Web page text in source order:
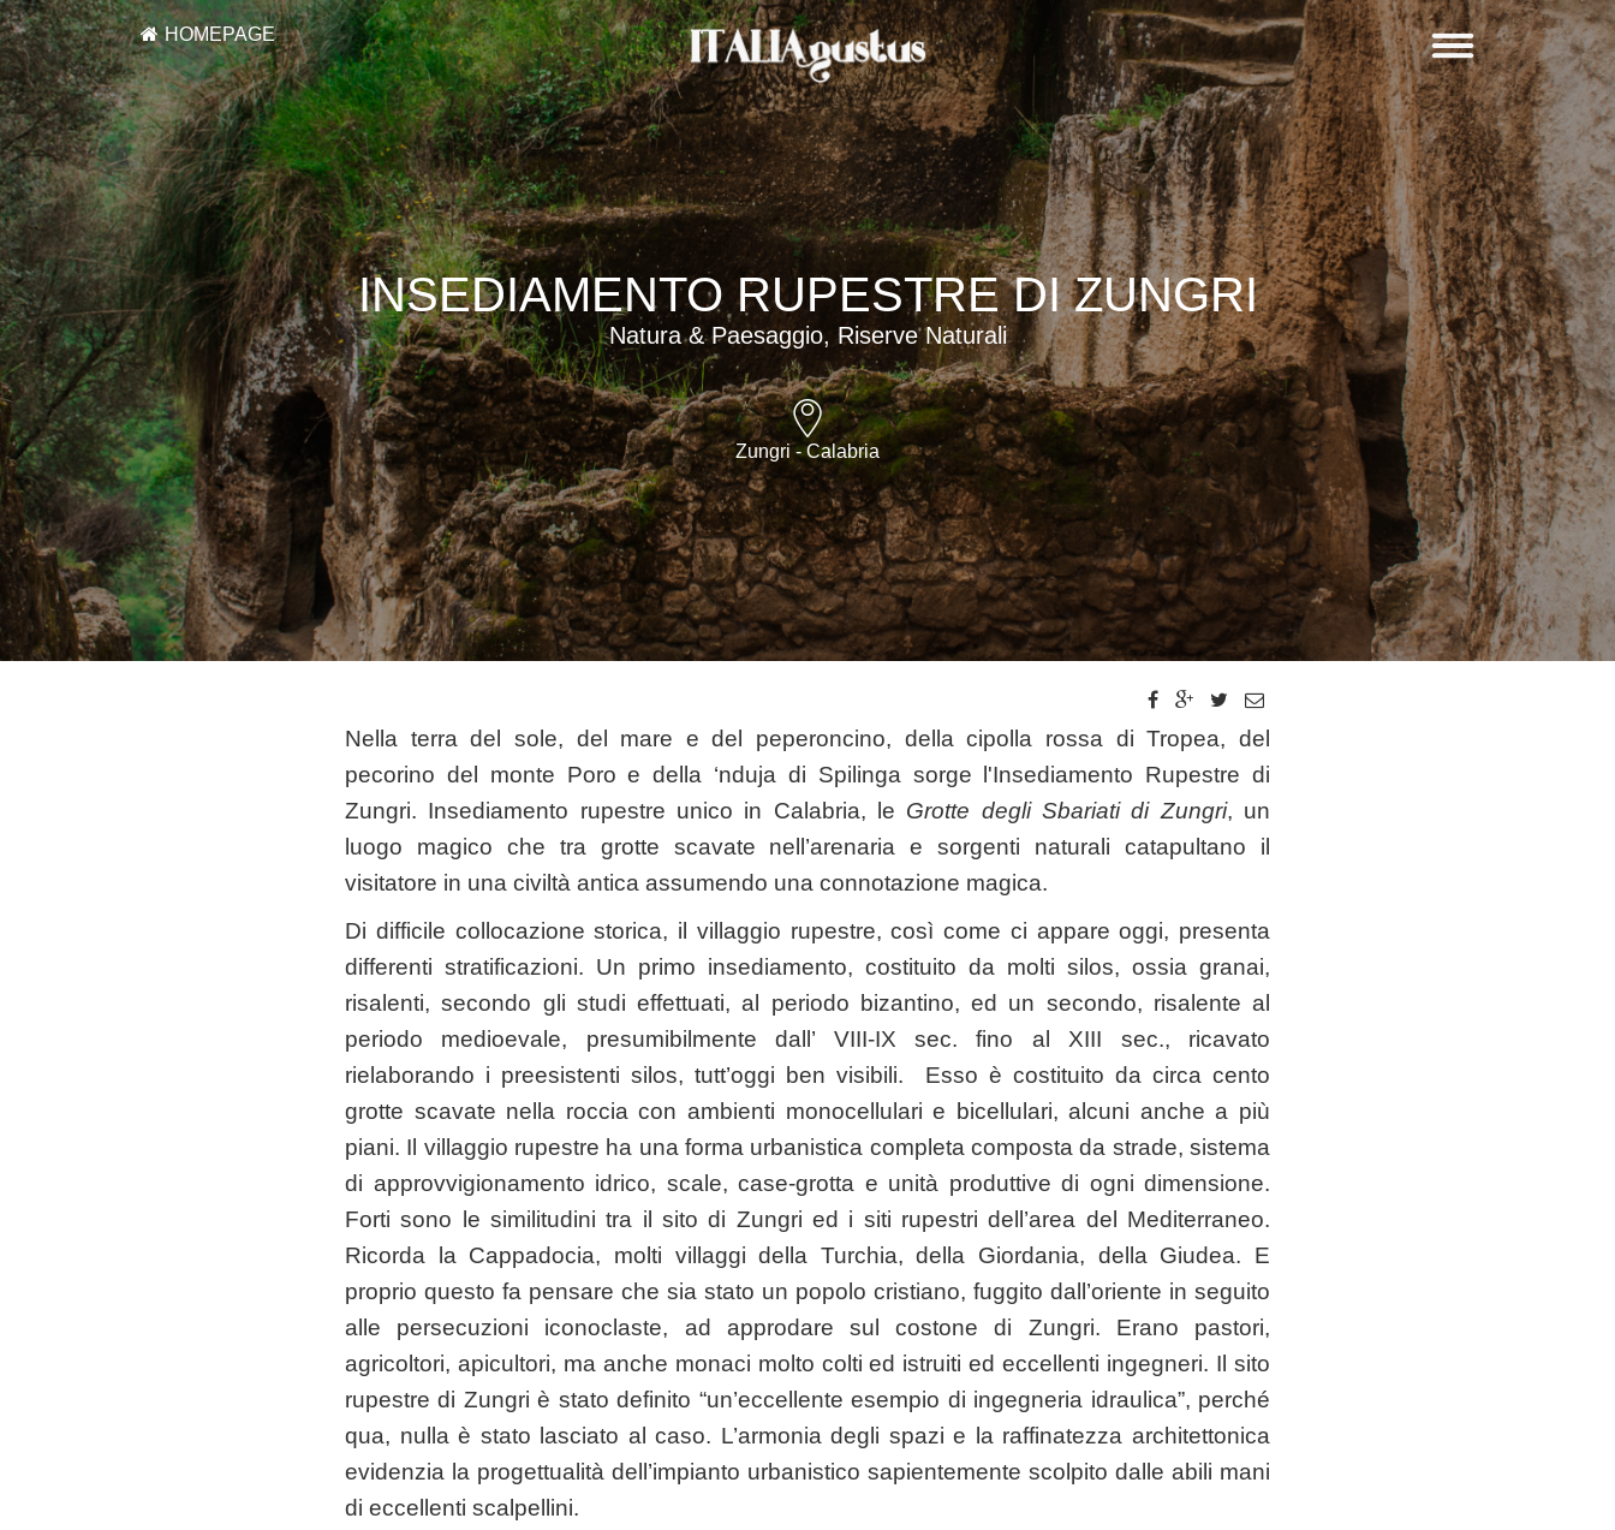
HOMEPAGE
INSEDIAMENTO RUPESTRE DI ZUNGRI
Natura & Paesaggio, Riserve Naturali
Zungri - Calabria
Nella terra del sole, del mare e del peperoncino, della cipolla rossa di Tropea, del
pecorino del monte Poro e della ‘nduja di Spilinga sorge l'Insediamento Rupestre di
Zungri. Insediamento rupestre unico in Calabria, le Grotte degli Sbariati di Zungri, un
luogo magico che tra grotte scavate nell’arenaria e sorgenti naturali catapultano il
visitatore in una civiltà antica assumendo una connotazione magica.
Di difficile collocazione storica, il villaggio rupestre, così come ci appare oggi, presenta
differenti stratificazioni. Un primo insediamento, costituito da molti silos, ossia granai,
risalenti, secondo gli studi effettuati, al periodo bizantino, ed un secondo, risalente al
periodo medioevale, presumibilmente dall’ VIII-IX sec. fino al XIII sec., ricavato
rielaborando i preesistenti silos, tutt’oggi ben visibili. Esso è costituito da circa cento
grotte scavate nella roccia con ambienti monocellulari e bicellulari, alcuni anche a più
piani. Il villaggio rupestre ha una forma urbanistica completa composta da strade, sistema
di approvvigionamento idrico, scale, case-grotta e unità produttive di ogni dimensione.
Forti sono le similitudini tra il sito di Zungri ed i siti rupestri dell’area del Mediterraneo.
Ricorda la Cappadocia, molti villaggi della Turchia, della Giordania, della Giudea. E
proprio questo fa pensare che sia stato un popolo cristiano, fuggito dall’oriente in seguito
alle persecuzioni iconoclaste, ad approdare sul costone di Zungri. Erano pastori,
agricoltori, apicultori, ma anche monaci molto colti ed istruiti ed eccellenti ingegneri. Il sito
rupestre di Zungri è stato definito “un’eccellente esempio di ingegneria idraulica”, perché
qua, nulla è stato lasciato al caso. L’armonia degli spazi e la raffinatezza architettonica
evidenzia la progettualità dell’impianto urbanistico sapientemente scolpito dalle abili mani
di eccellenti scalpellini.